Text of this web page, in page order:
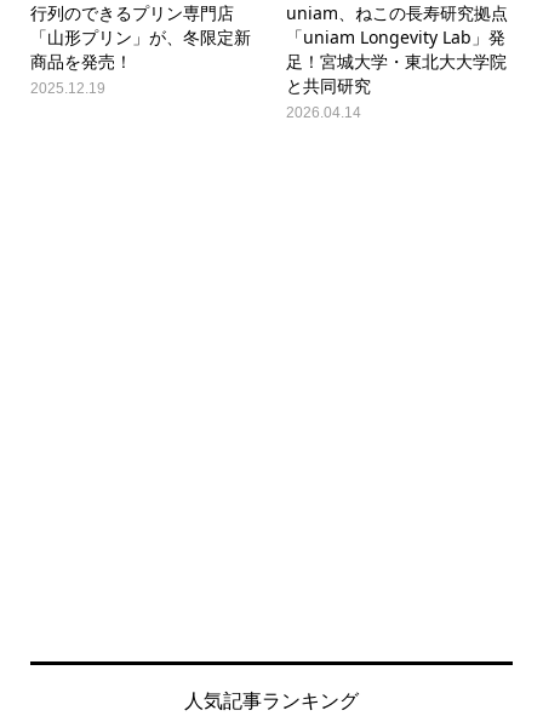
行列のできるプリン専門店
「山形プリン」が、冬限定新
商品を発売！
2025.12.19
uniam、ねこの長寿研究拠点
「uniam Longevity Lab」発
足！宮城大学・東北大大学院
と共同研究
2026.04.14
人気記事ランキング